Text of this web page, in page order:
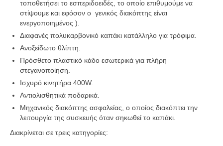
τοποθετήσει το εσπεριδοειδές, το οποίο επιθυμούμε να
στίψουμε και εφόσον ο γενικός διακόπτης είναι
ενεργοποιημένος ).
Διαφανές πολυκαρβονικό καπάκι κατάλληλο για τρόφιμα.
Ανοξείδωτο θλίπτη.
Πρόσθετο πλαστικό κάδο εσωτερικά για πλήρη
στεγανοποίηση.
Ισχυρό κινητήρα 400W.
Αντιολισθητικά ποδαρικά.
Μηχανικός διακόπτης ασφαλείας, ο οποίος διακόπτει την
λειτουργία της συσκευής όταν σηκωθεί το καπάκι.
Διακρίνεται σε τρεις κατηγορίες: